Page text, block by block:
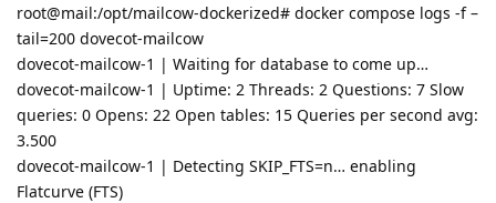
root@mail:/opt/mailcow-dockerized# docker compose logs -f –
tail=200 dovecot-mailcow
dovecot-mailcow-1 | Waiting for database to come up…
dovecot-mailcow-1 | Uptime: 2 Threads: 2 Questions: 7 Slow
queries: 0 Opens: 22 Open tables: 15 Queries per second avg:
3.500
dovecot-mailcow-1 | Detecting SKIP_FTS=n… enabling
Flatcurve (FTS)